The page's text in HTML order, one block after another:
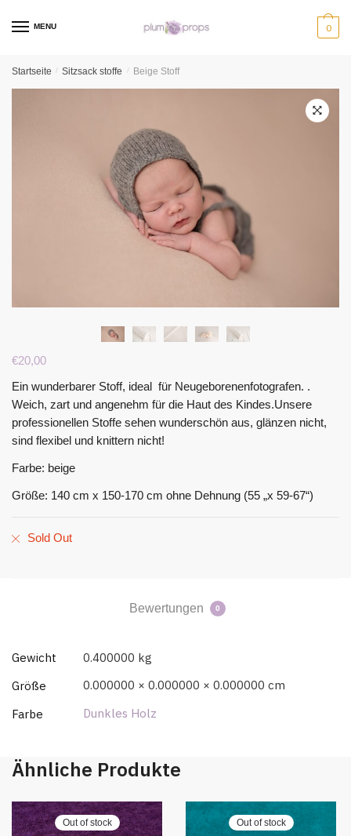
MENU 0
Startseite / Sitzsack stoffe / Beige Stoff
€20,00
Ein wunderbarer Stoff, ideal für Neugeborenenfotografen. .
Weich, zart und angenehm für die Haut des Kindes.Unsere
professionellen Stoffe sehen wunderschön aus, glänzen nicht,
sind flexibel und knittern nicht!
Farbe: beige
Größe: 140 cm x 150-170 cm ohne Dehnung (55 „x 59-67“)
Sold Out
Bewertungen 0
Gewicht
0.400000 kg
Größe
0.000000 × 0.000000 × 0.000000 cm
Farbe
Dunkles Holz
Ähnliche Produkte
Out of stock Out of stock